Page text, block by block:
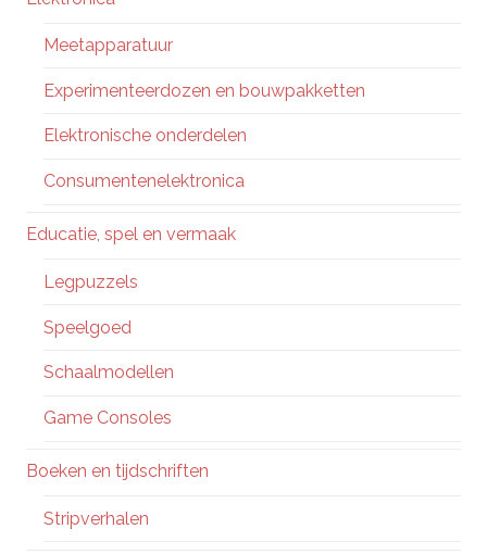
Meetapparatuur
Experimenteerdozen en bouwpakketten
Elektronische onderdelen
Consumentenelektronica
Educatie, spel en vermaak
Legpuzzels
Speelgoed
Schaalmodellen
Game Consoles
Boeken en tijdschriften
Stripverhalen